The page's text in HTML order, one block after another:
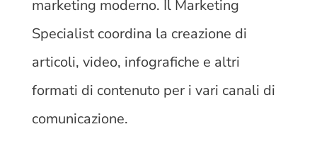
marketing moderno. Il Marketing
Specialist coordina la creazione di
articoli, video, infografiche e altri
formati di contenuto per i vari canali di
comunicazione.